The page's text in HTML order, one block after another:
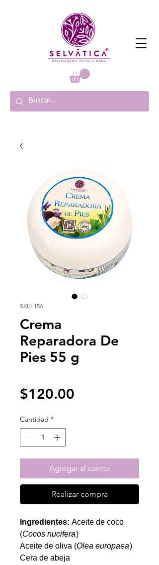
SKU: 156
Crema
Reparadora De
Pies 55 g
$120.00
Cantidad *
Agregar al carrito
Realizar compra
Ingredientes: Aceite de coco
(Cocos nucifera)
Aceite de oliva (Olea europaea)
Cera de abeja